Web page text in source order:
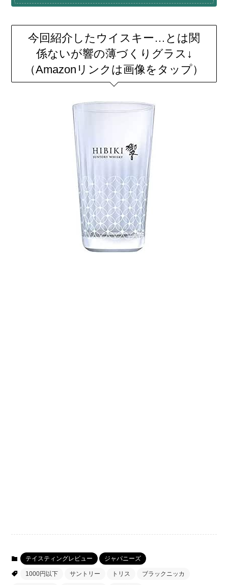
今回紹介したウイスキー…とは関
係ないが響の薄づくりグラス↓
（Amazonリンクは画像をタップ）
テイスティングレビュー ジャパニーズ
1000円以下 サントリー トリス ブラックニッカ